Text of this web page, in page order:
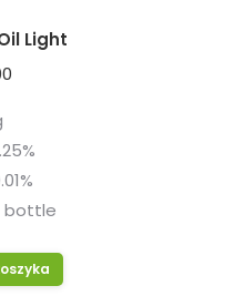
Light
bottle